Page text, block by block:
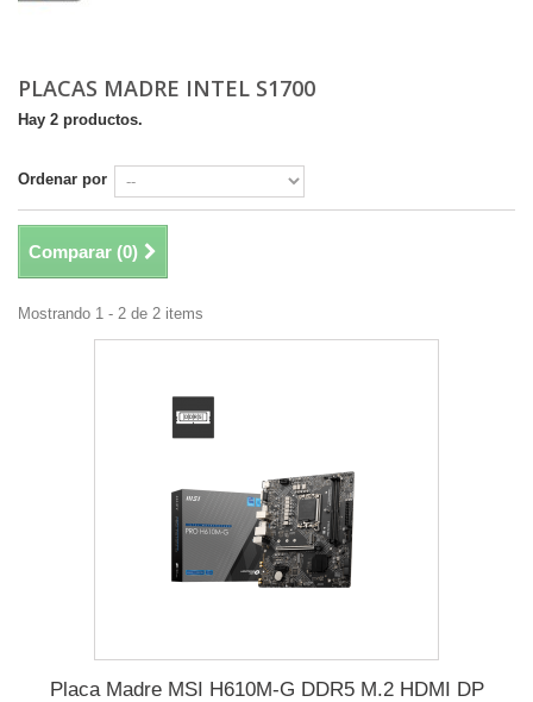
PLACAS MADRE INTEL S1700
Hay 2 productos.
Ordenar por
Comparar (0)
Mostrando 1 - 2 de 2 items
Placa Madre MSI H610M-G DDR5 M.2 HDMI DP